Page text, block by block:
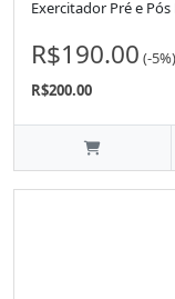
Exercitador Pré e
R$190.00 (-5%)
R$200.00